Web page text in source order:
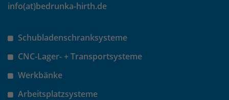
info(at)bedrunka-hirth.de
Schubladenschranksysteme
CNC-Lager- + Transportsysteme
Werkbänke
Arbeitsplatzsysteme